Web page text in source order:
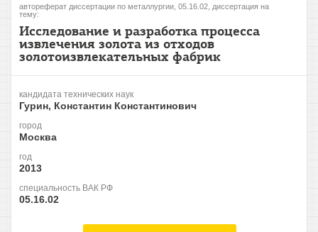
автореферат диссертации по металлургии, 05.16.02, диссертация на
тему:
Исследование и разработка процесса
извлечения золота из отходов
золотоизвлекательных фабрик
кандидата технических наук
Гурин, Константин Константинович
город
Москва
год
2013
специальность ВАК РФ
05.16.02